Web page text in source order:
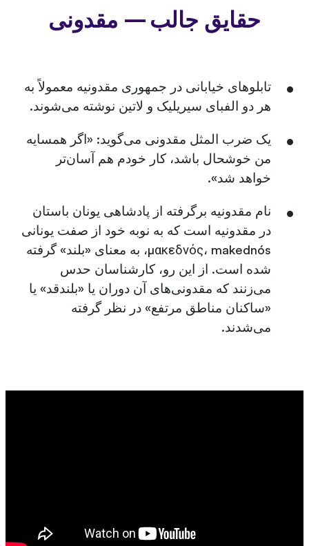
حقایق جالب — مقدونی
تابلوهای خیابانی در جمهوری مقدونیه معمولاً به
هر دو الفبای سیریلیک و لاتین نوشته می‌شوند.
یک ضرب المثل مقدونی می‌گوید: «اگر همسایه
من خوشحال باشد، کار خودم هم آسان‌تر
خواهد شد».
نام مقدونیه برگرفته از پادشاهی یونان باستان
در مقدونیه است که به نوبه خود از صفت یونانی
μακεδνός، makednós، به معنای «بلند» گرفته
شده است. از این رو، کارشناسان حدس
می‌زنند که مقدونی‌های آن دوران یا «بلندقد» یا
«ساکنان مناطق مرتفع» در نظر گرفته
می‌شدند.